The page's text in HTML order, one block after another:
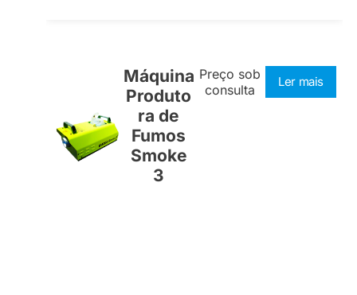
Máquina
Produto
ra de
Fumos
Smoke
3
Preço sob
consulta
Ler mais